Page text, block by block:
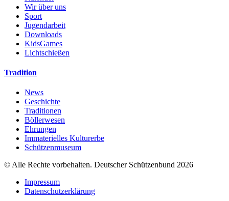
Wir über uns
Sport
Jugendarbeit
Downloads
KidsGames
Lichtschießen
Tradition
News
Geschichte
Traditionen
Böllerwesen
Ehrungen
Immaterielles Kulturerbe
Schützenmuseum
© Alle Rechte vorbehalten. Deutscher Schützenbund 2026
Impressum
Datenschutzerklärung